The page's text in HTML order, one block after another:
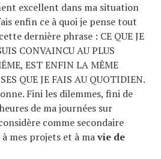
excellent dans ma situation
enfin ce à quoi je pense tout
dernière phrase : CE QUE JE
CONVAINCU AU PLUS
EST ENFIN LA MÊME
QUE JE FAIS AU QUOTIDIEN.
Fini les dilemmes, fini de
de ma journées sur
comme secondaire
mes projets et à mavie de